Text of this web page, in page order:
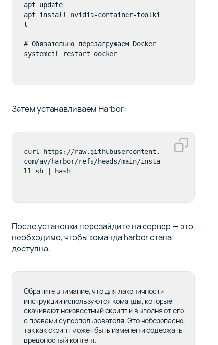
apt update
apt install nvidia-container-toolki
t
# Обязательно перезагружаем Docker
systemctl restart docker
Затем устанавливаем Harbor:
curl https://raw.githubusercontent.
com/av/harbor/refs/heads/main/insta
ll.sh | bash
После установки перезайдите на сервер — это
необходимо, чтобы команда harbor стала
доступна.
Обратите внимание, что для лаконичности
инструкции используются команды, которые
скачивают неизвестный скрипт и выполняют его
с правами суперпользователя. Это небезопасно,
так как скрипт может быть изменен и содержать
вредоносный контент.